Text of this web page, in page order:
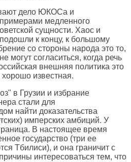
дело ЮКОСа и
медленного
сущности. Хаос и
к концу, к большому
со стороны народа это то,
могут согласиться, когда речь
внешняя политика это
известная.
в Грузии и избрание
стали для
найти доказательства
имперских амбиций. У
В настоящее время
государство (три ее
Тбилиси), и она граничит с
интересоваться тем, что